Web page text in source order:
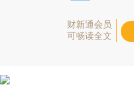
财新通会员
可畅读全文